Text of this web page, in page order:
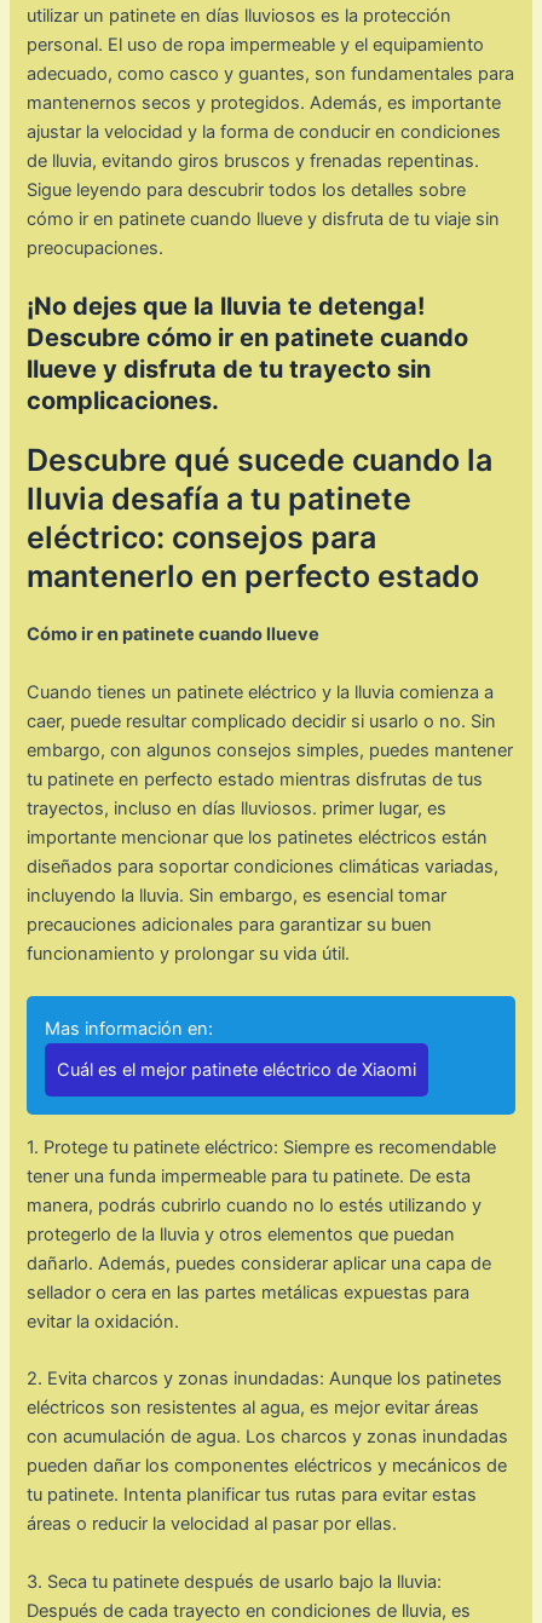
utilizar un patinete en días lluviosos es la protección
personal. El uso de ropa impermeable y el equipamiento
adecuado, como casco y guantes, son fundamentales para
mantenernos secos y protegidos. Además, es importante
ajustar la velocidad y la forma de conducir en condiciones
de lluvia, evitando giros bruscos y frenadas repentinas.
Sigue leyendo para descubrir todos los detalles sobre
cómo ir en patinete cuando llueve y disfruta de tu viaje sin
preocupaciones.
¡No dejes que la lluvia te detenga!
Descubre cómo ir en patinete cuando
llueve y disfruta de tu trayecto sin
complicaciones.
Descubre qué sucede cuando la
lluvia desafía a tu patinete
eléctrico: consejos para
mantenerlo en perfecto estado
Cómo ir en patinete cuando llueve
Cuando tienes un patinete eléctrico y la lluvia comienza a
caer, puede resultar complicado decidir si usarlo o no. Sin
embargo, con algunos consejos simples, puedes mantener
tu patinete en perfecto estado mientras disfrutas de tus
trayectos, incluso en días lluviosos. primer lugar, es
importante mencionar que los patinetes eléctricos están
diseñados para soportar condiciones climáticas variadas,
incluyendo la lluvia. Sin embargo, es esencial tomar
precauciones adicionales para garantizar su buen
funcionamiento y prolongar su vida útil.
Mas información en:
Cuál es el mejor patinete eléctrico de Xiaomi
1. Protege tu patinete eléctrico: Siempre es recomendable
tener una funda impermeable para tu patinete. De esta
manera, podrás cubrirlo cuando no lo estés utilizando y
protegerlo de la lluvia y otros elementos que puedan
dañarlo. Además, puedes considerar aplicar una capa de
sellador o cera en las partes metálicas expuestas para
evitar la oxidación.
2. Evita charcos y zonas inundadas: Aunque los patinetes
eléctricos son resistentes al agua, es mejor evitar áreas
con acumulación de agua. Los charcos y zonas inundadas
pueden dañar los componentes eléctricos y mecánicos de
tu patinete. Intenta planificar tus rutas para evitar estas
áreas o reducir la velocidad al pasar por ellas.
3. Seca tu patinete después de usarlo bajo la lluvia:
Después de cada trayecto en condiciones de lluvia, es